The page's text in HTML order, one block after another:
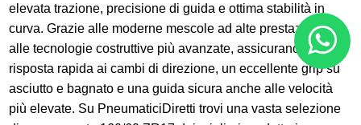
elevata trazione, precisione di guida e ottima stabilità in
curva. Grazie alle moderne mescole ad alte prestazioni e
alle tecnologie costruttive più avanzate, assicurano una
risposta rapida ai cambi di direzione, un eccellente grip su
asciutto e bagnato e una guida sicura anche alle velocità
più elevate. Su PneumaticiDiretti trovi una vasta selezione